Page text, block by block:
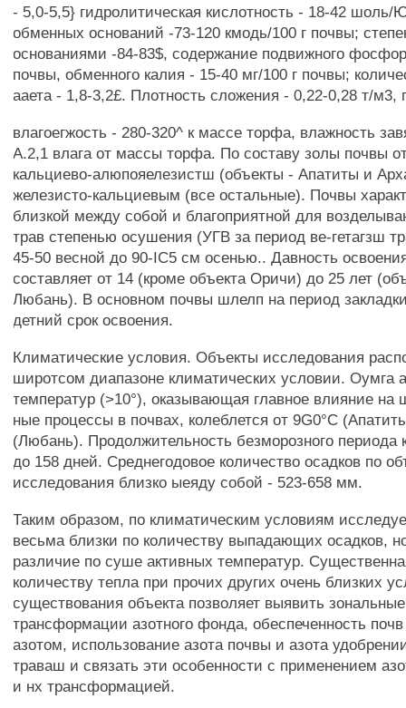
- 5,0-5,5} гидролитическая кислотность - 18-42
обменных оснований -73-120 кмодь/100 г почвы;
основаниями -84-83$, содержание подвижного
почвы, обменного калия - 15-40 мг/100 г почвы;
ааета - 1,8-3,2£. Плотность сложения - 0,22-0,28 т/м3,
влагоегжость - 280-320^ к массе торфа, влажность
А.2,1 влага от массы торфа. По составу золы почвы
кальциево-алюпояелезистш (объекты - Апатиты и
железисто-кальциевым (все остальные). Почвы
близкой между собой и благоприятной для
трав степенью осушения (УГВ за период ве-гетагзш
45-50 весной до 90-IC5 см осенью.. Давность
составляет от 14 (кроме объекта Оричи) до 25 лет
Любань). В основном почвы шлелп на период
детний срок освоения.
Климатические условия. Объекты исследования
широтсом диапазоне климатических условии. Оумга
температур (>10°), оказывающая главное влияние на
ные процессы в почвах, колеблется от 9G0°C
(Любань). Продолжительность безморозного периода
до 158 дней. Среднегодовое количество осадков по
исследования близко ыеяду собой - 523-658 мм.
Таким образом, по климатическим условиям
весьма близки по количеству выпадающих осадков,
различие по суше активных температур.
количеству тепла при прочих других очень близких
существования объекта позволяет выявить
трансформации азотного фонда, обеспеченность
азотом, использование азота почвы и азота
траваш и связать эти особенности с применением
и нх трансформацией.